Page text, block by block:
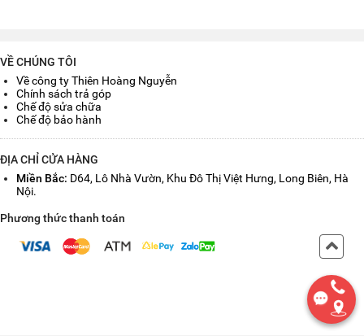
VỀ CHÚNG TÔI
Về công ty Thiên Hoàng Nguyễn
Chính sách trả góp
Chế độ sửa chữa
Chế độ bảo hành
ĐỊA CHỈ CỬA HÀNG
Miền Bắc: D64, Lô Nhà Vườn, Khu Đô Thị Việt Hưng, Long Biên, Hà
Nội.
Phương thức thanh toán
Back
to
Top